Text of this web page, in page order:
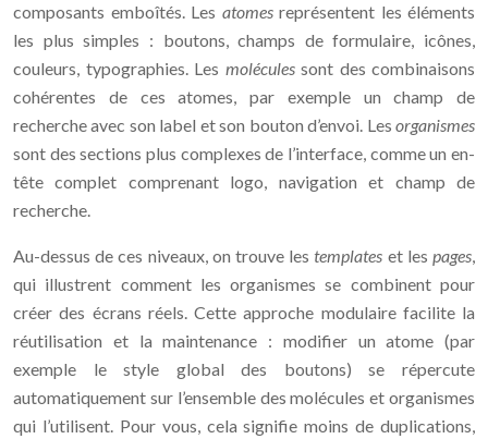
composants emboîtés. Les atomesreprésentent les éléments
les plus simples : boutons, champs de formulaire, icônes,
couleurs, typographies. Les moléculessont des combinaisons
cohérentes de ces atomes, par exemple un champ de
recherche avec son label et son bouton d’envoi. Les organismes
sont des sections plus complexes de l’interface, comme un en-
tête complet comprenant logo, navigation et champ de
recherche.
Au-dessus de ces niveaux, on trouve lestemplates et lespages,
qui illustrent comment les organismes se combinent pour
créer des écrans réels. Cette approche modulaire facilite la
réutilisation et la maintenance : modifier un atome (par
exemple le style global des boutons) se répercute
automatiquement sur l’ensemble des molécules et organismes
qui l’utilisent. Pour vous, cela signifie moins de duplications,